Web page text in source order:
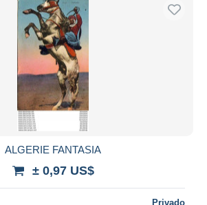
ALGERIE FANTASIA
± 0,97 US$
Privado